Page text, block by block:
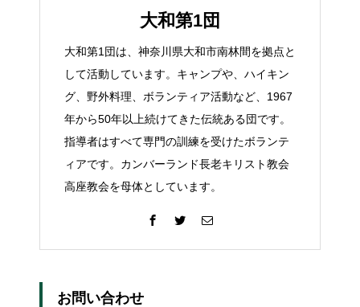
大和第1団
大和第1団は、神奈川県大和市南林間を拠点と
して活動しています。キャンプや、ハイキン
グ、野外料理、ボランティア活動など、1967
年から50年以上続けてきた伝統ある団です。
指導者はすべて専門の訓練を受けたボランテ
ィアです。カンバーランド長老キリスト教会
高座教会を母体としています。
お問い合わせ